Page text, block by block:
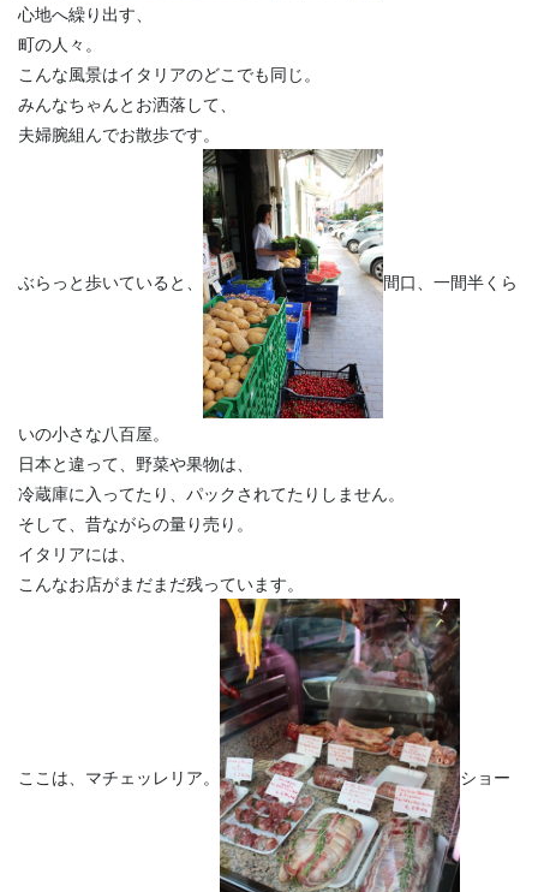
心地へ繰り出す、
町の人々。
こんな風景はイタリアのどこでも同じ。
みんなちゃんとお洒落して、
夫婦腕組んでお散歩です。
ぶらっと歩いていると、 間口、一間半くら
いの小さな八百屋。
日本と違って、野菜や果物は、
冷蔵庫に入ってたり、パックされてたりしません。
そして、昔ながらの量り売り。
イタリアには、
こんなお店がまだまだ残っています。
ここは、マチェッレリア。 ショー